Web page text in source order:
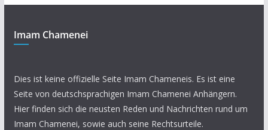
Imam Chamenei
Dies ist keine offizielle Seite Imam Chameneis. Es ist eine
Seite von deutschsprachigen Imam Chamenei Anhängern.
Hier finden sich die neusten Reden und Nachrichten rund um
Imam Chamenei, sowie auch seine Rechtsurteile.